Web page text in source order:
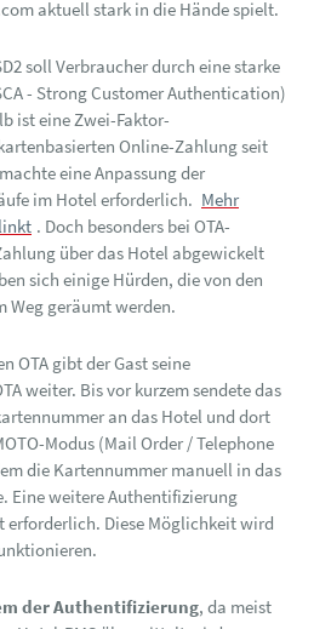
aktuell stark in die Hände spielt.
soll Verbraucher durch eine starke
- Strong Customer Authentication)
ist eine Zwei-Faktor-
Online-Zahlung seit
eine Anpassung der
im Hotel erforderlich. Mehr
. Doch besonders bei OTA-
über das Hotel abgewickelt
sich einige Hürden, die von den
Weg geräumt werden.
OTA gibt der Gast seine
weiter. Bis vor kurzem sendete das
an das Hotel und dort
Modus (Mail Order / Telephone
die Kartennummer manuell in das
Eine weitere Authentifizierung
erforderlich. Diese Möglichkeit wird
der Authentifizierung, da meist